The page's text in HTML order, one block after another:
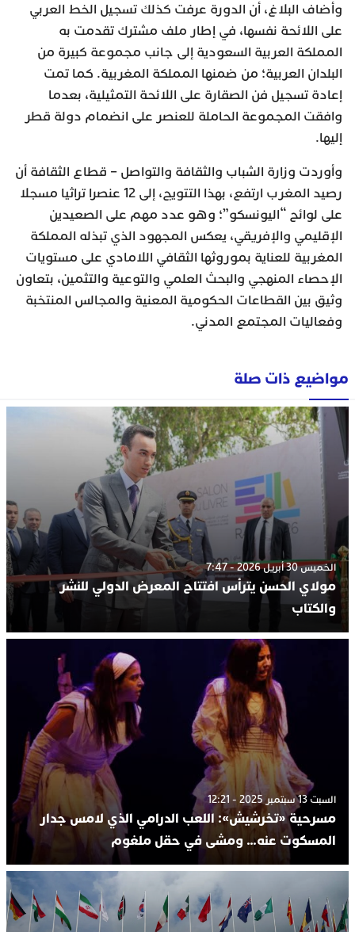
وأضاف البلاغ، أن الدورة عرفت كذلك تسجيل الخط العربي
على اللائحة نفسها، في إطار ملف مشترك تقدمت به
المملكة العربية السعودية إلى جانب مجموعة كبيرة من
البلدان العربية؛ من ضمنها المملكة المغربية. كما تمت
إعادة تسجيل فن الصقارة على اللائحة التمثيلية، بعدما
وافقت المجموعة الحاملة للعنصر على انضمام دولة قطر
إليها.
وأوردت وزارة الشباب والثقافة والتواصل – قطاع الثقافة أن
رصيد المغرب ارتفع، بهذا التتويج، إلى 12 عنصرا تراثيا مسجلا
على لوائح “اليونسكو”؛ وهو عدد مهم على الصعيدين
الإقليمي والإفريقي، يعكس المجهود الذي تبذله المملكة
المغربية للعناية بموروثها الثقافي اللامادي على مستويات
الإحصاء المنهجي والبحث العلمي والتوعية والتثمين، بتعاون
وثيق بين القطاعات الحكومية المعنية والمجالس المنتخبة
وفعاليات المجتمع المدني.
مواضيع ذات صلة
الخميس 30 أبريل 2026 - 7:47
مولاي الحسن يترأس افتتاح المعرض الدولي للنشر
والكتاب
السبت 13 سبتمبر 2025 - 12:21
مسرحية «تخرشيش»: اللعب الدرامي الذي لامس جدار
المسكوت عنه… ومشى في حقل ملغوم